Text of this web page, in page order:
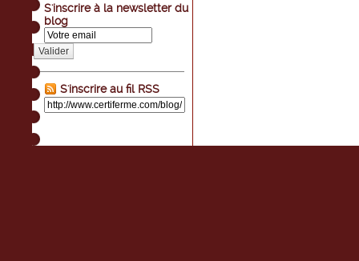
S'inscrire à la newsletter du
blog
Valider
S'inscrire au fil RSS